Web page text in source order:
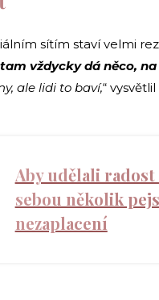
sítím staví velmi
vždycky dá něco, na
ale lidi to baví,“
Aby udělali
sebou několik
nezaplacení